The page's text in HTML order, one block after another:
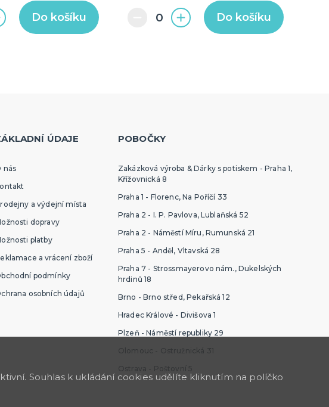
Do košíku Do košíku
ÚDAJE
nás
a výdejní místa
dopravy
platby
a vrácení zboží
podmínky
osobních údajů
POBOČKY
Zakázková výroba & Dárky s potiskem - Praha 1,
Křížovnická 8
Praha 1 - Florenc, Na Poříčí 33
Praha 2 - I. P. Pavlova, Lublaňská 52
Praha 2 - Náměstí Míru, Rumunská 21
Praha 5 - Anděl, Vltavská 28
Praha 7 - Strossmayerovo nám., Dukelských
hrdinů 18
Brno - Brno střed, Pekařská 12
Hradec Králové - Divišova 1
Plzeň - Náměstí republiky 29
Olomouc - Ostružnická 31
Ostrava - Poštovní 5
Souhlas k ukládání cookies udělíte kliknutím na políčko